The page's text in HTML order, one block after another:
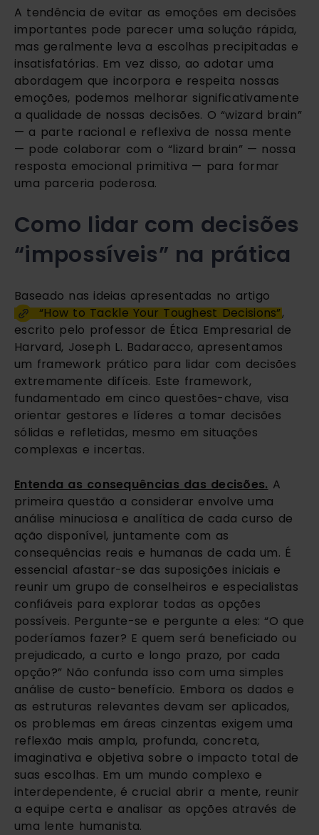
A tendência de evitar as emoções em decisões
importantes pode parecer uma solução rápida,
mas geralmente leva a escolhas precipitadas e
insatisfatórias. Em vez disso, ao adotar uma
abordagem que incorpora e respeita nossas
emoções, podemos melhorar significativamente
a qualidade de nossas decisões. O “wizard brain”
— a parte racional e reflexiva de nossa mente
— pode colaborar com o “lizard brain” — nossa
resposta emocional primitiva — para formar
uma parceria poderosa.
Como lidar com decisões
“impossíveis” na prática
Baseado nas ideias apresentadas no artigo
“How to Tackle Your Toughest Decisions”,
escrito pelo professor de Ética Empresarial de
Harvard, Joseph L. Badaracco, apresentamos
um framework prático para lidar com decisões
extremamente difíceis. Este framework,
fundamentado em cinco questões-chave, visa
orientar gestores e líderes a tomar decisões
sólidas e refletidas, mesmo em situações
complexas e incertas.
Entenda as consequências das decisões. A
primeira questão a considerar envolve uma
análise minuciosa e analítica de cada curso de
ação disponível, juntamente com as
consequências reais e humanas de cada um. É
essencial afastar-se das suposições iniciais e
reunir um grupo de conselheiros e especialistas
confiáveis para explorar todas as opções
possíveis. Pergunte-se e pergunte a eles: “O que
poderíamos fazer? E quem será beneficiado ou
prejudicado, a curto e longo prazo, por cada
opção?” Não confunda isso com uma simples
análise de custo-benefício. Embora os dados e
as estruturas relevantes devam ser aplicados,
os problemas em áreas cinzentas exigem uma
reflexão mais ampla, profunda, concreta,
imaginativa e objetiva sobre o impacto total de
suas escolhas. Em um mundo complexo e
interdependente, é crucial abrir a mente, reunir
a equipe certa e analisar as opções através de
uma lente humanista.